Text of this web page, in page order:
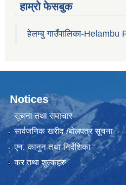
हाम्रो फेसबुक
हेलम्बु गाउँपालिका-
Notices
सूचना तथा समाचार
सार्वजनिक खरीद /बोलपत्र सूचना
एन, कानुन तथा निर्देशिका
कर तथा शुल्कहरु